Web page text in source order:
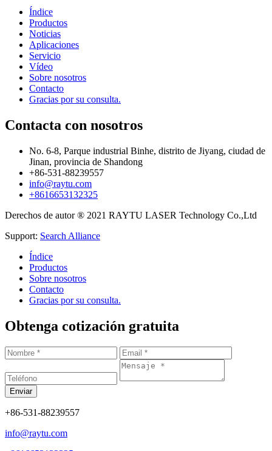
Índice
Productos
Noticias
Aplicaciones
Servicio
Vídeo
Sobre nosotros
Contacto
Gracias por su consulta.
Contacta con nosotros
No. 6-8, Parque industrial Binhe, distrito de Jiyang, ciudad de
Jinan, provincia de Shandong
+86-531-88239557
info@raytu.com
+8616653132325
Derechos de autor ® 2021 RAYTU LASER Technology Co.,Ltd
Support: Search Alliance
Índice
Productos
Sobre nosotros
Contacto
Gracias por su consulta.
Obtenga cotización gratuita
+86-531-88239557
info@raytu.com